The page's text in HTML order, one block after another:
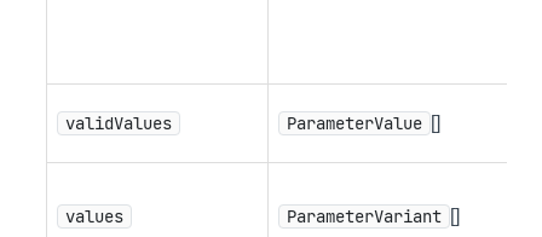
validValues ParameterValue []
values ParameterVariant []